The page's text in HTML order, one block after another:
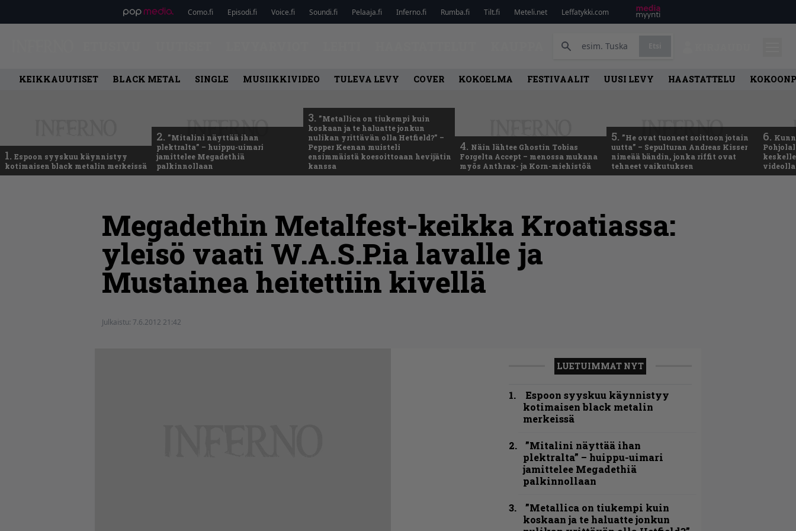
Como.fi Episodi.fi Voice.fi Soundi.fi Pelaaja.fi Inferno.fi Rumba.fi Tilt.fi Meteli.net Leffatykki.com
KEIKKAUUTISET BLACK METAL SINGLE MUSIIKKIVIDEO TULEVA LEVY COVER KOKOELMA FESTIVAALIT UUSI LEVY HAASTATTELU
1. Espoon syyskuu käynnistyy
kotimaisen black metalin merkeissä
2. ”Mitalini näyttää ihan
plektralta” – huippu-uimari
jamittelee Megadethiä
palkinnollaan
3. ”Metallica on tiukempi kuin
koskaan ja te haluatte jonkun
nulikan yrittävän olla Hetfield?” –
Pepper Keenan muisteli
ensimmäistä koesoittoaan hevijätin
kanssa
4. Näin lähtee Ghostin Tobias
Forgelta Accept – menossa mukana
myös Anthrax- ja Korn-miehistöä
5. ”He ovat tuoneet soittoon jotain
uutta” – Sepulturan Andreas Kisser
nimeää bändin, jonka riffit ovat
tehneet vaikutuksen
6.
Megadethin Metalfest-keikka Kroatiassa:
yleisö vaati W.A.S.P.ia lavalle ja
Mustainea heitettiin kivellä
Julkaistu: 7.6.2012 21:42
LUETUIMMAT NYT
Espoon syyskuu käynnistyy
kotimaisen black metalin
merkeissä
”Mitalini näyttää ihan
plektralta” – huippu-uimari
jamittelee Megadethiä
palkinnollaan
”Metallica on tiukempi kuin
koskaan ja te haluatte jonkun